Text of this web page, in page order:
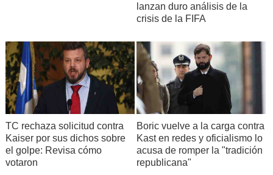
lanzan duro análisis de la
crisis de la FIFA
TC rechaza solicitud contra
Kaiser por sus dichos sobre
el golpe: Revisa cómo
votaron
Boric vuelve a la carga contra
Kast en redes y oficialismo lo
acusa de romper la "tradición
republicana"